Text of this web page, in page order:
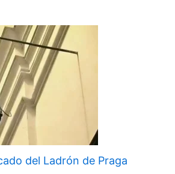
del Ladrón de Praga